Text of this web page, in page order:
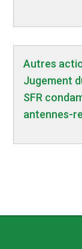
Autres
Jugement
SFR
antennes-